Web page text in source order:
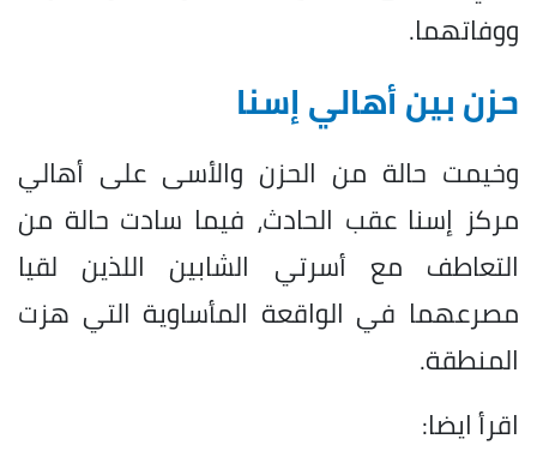
ووفاتهما.
حزن بين أهالي إسنا
وخيمت حالة من الحزن والأسى على أهالي
مركز إسنا عقب الحادث، فيما سادت حالة من
التعاطف مع أسرتي الشابين اللذين لقيا
مصرعهما في الواقعة المأساوية التي هزت
المنطقة.
اقرأ ايضا: